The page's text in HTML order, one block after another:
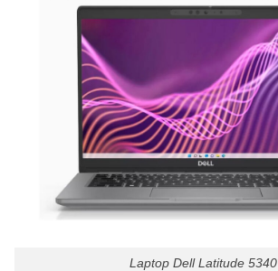
Laptop Dell Latitude 5340